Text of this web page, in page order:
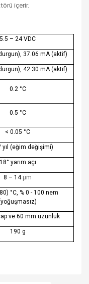
içerir.
5.5 – 24 VDC
37.06 mA (aktif)
42.30 mA (aktif)
0.2 °C
0.5 °C
< 0.05 °C
yıl (eğim değişimi)
18° yarım açı
8 – 14 µm
°C, % 0 - 100 nem
ve 60 mm uzunluk
190 g